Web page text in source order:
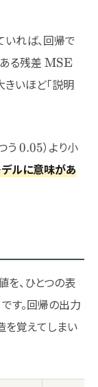
いれば、回帰で
る残差 MSE
いほど「説明
う 0.05
0.05）より小
デルに意味があ
を、ひとつの表
です。回帰の出力
を覚えてしまい